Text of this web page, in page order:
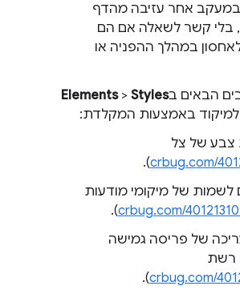
אחר עזיבה מהדף
בלי קשר לשאלה אם הם
במהלך ההפניה או
הבאים ב Elements> Styles
למיקוד באמצעות המקלדת:
צבע של צל
crbug.com/
).
לשמות של מיקומי מודעות
crbug.com/
).
של פריסה גמישה
רשת
crbug.com/
).